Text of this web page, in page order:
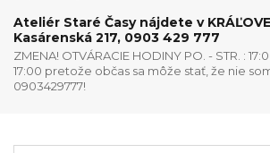
Ateliér Staré Časy nájdete v
Kasárenská 217, 0903 429 777
ZMENA! OTVÁRACIE HODINY PO. - STR. :
17:00 pretože občas sa môže stať, že nie
0903429777!